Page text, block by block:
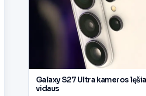
Galaxy S27 Ultra kameros
vidaus